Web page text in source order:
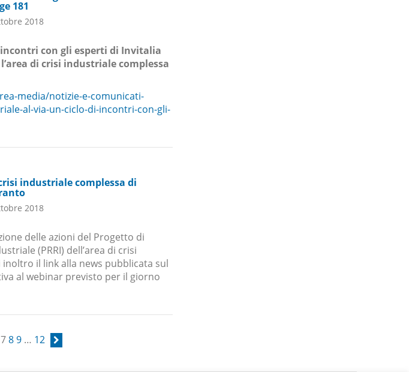
181
2018
con gli esperti di Invitalia
di crisi industriale complessa
media/notizie-e-comunicati-
al-via-un-ciclo-di-incontri-con-gli-
industriale complessa di
2018
delle azioni del Progetto di
(PRRI) dell’area di crisi
il link alla news pubblicata sul
al webinar previsto per il giorno
789 … 12